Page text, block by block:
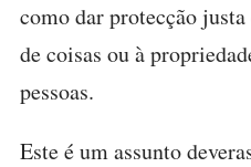
como dar protecção
de coisas ou à
pessoas.
Este é um assunto